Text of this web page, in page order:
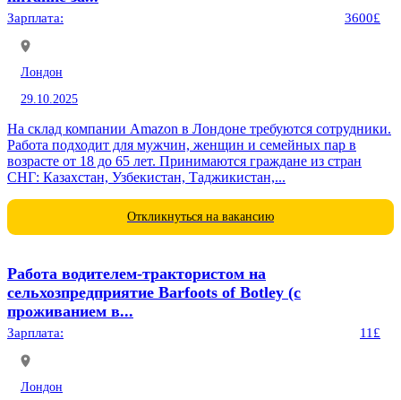
Зарплата: 3600£
Лондон
29.10.2025
На склад компании Amazon в Лондоне требуются сотрудники.
Работа подходит для мужчин, женщин и семейных пар в
возрасте от 18 до 65 лет. Принимаются граждане из стран
СНГ: Казахстан, Узбекистан, Таджикистан,...
Откликнуться на вакансию
Работа водителем-трактористом на
сельхозпредприятие Barfoots of Botley (с
проживанием в...
Зарплата: 11£
Лондон